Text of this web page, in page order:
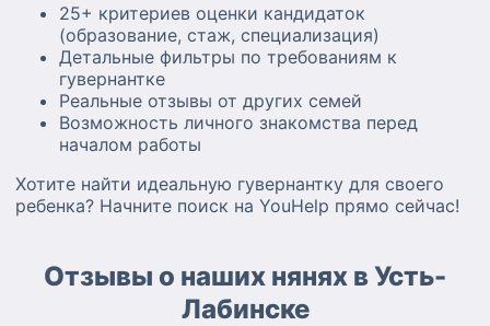
25+ критериев оценки кандидаток
(образование, стаж, специализация)
Детальные фильтры по требованиям к
гувернантке
Реальные отзывы от других семей
Возможность личного знакомства перед
началом работы
Хотите найти идеальную гувернантку для своего
ребенка? Начните поиск на YouHelp прямо сейчас!
Отзывы о наших нянях в Усть-
Лабинске